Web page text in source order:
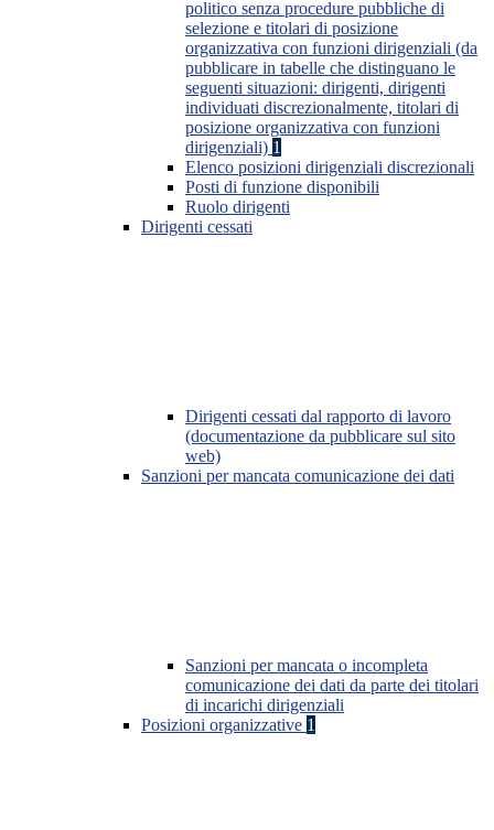
politico senza procedure pubbliche di
selezione e titolari di posizione
organizzativa con funzioni dirigenziali (da
pubblicare in tabelle che distinguano le
seguenti situazioni: dirigenti, dirigenti
individuati discrezionalmente, titolari di
posizione organizzativa con funzioni
dirigenziali) 1
Elenco posizioni dirigenziali discrezionali
Posti di funzione disponibili
Ruolo dirigenti
Dirigenti cessati
Dirigenti cessati dal rapporto di lavoro
(documentazione da pubblicare sul sito
web)
Sanzioni per mancata comunicazione dei dati
Sanzioni per mancata o incompleta
comunicazione dei dati da parte dei titolari
di incarichi dirigenziali
Posizioni organizzative 1